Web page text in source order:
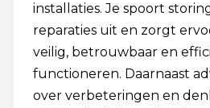
installaties. Je spoort
reparaties uit en zorgt
veilig, betrouwbaar en
functioneren. Daarnaast
over verbeteringen en